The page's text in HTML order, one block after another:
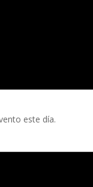
este día.